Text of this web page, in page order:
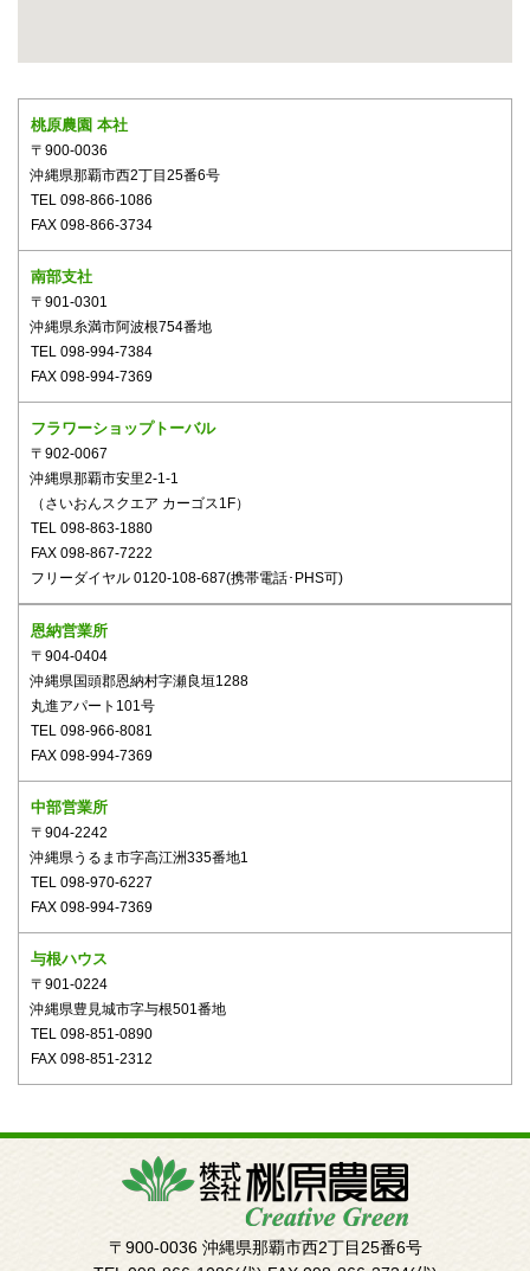
桃原農園 本社
〒900-0036
沖縄県那覇市西2丁目25番6号
TEL 098-866-1086
FAX 098-866-3734
南部支社
〒901-0301
沖縄県糸満市阿波根754番地
TEL 098-994-7384
FAX 098-994-7369
フラワーショップトーバル
〒902-0067
沖縄県那覇市安里2-1-1
（さいおんスクエア カーゴス1F）
TEL 098-863-1880
FAX 098-867-7222
フリーダイヤル 0120-108-687(携帯電話･PHS可)
恩納営業所
〒904-0404
沖縄県国頭郡恩納村字瀬良垣1288
丸進アパート101号
TEL 098-966-8081
FAX 098-994-7369
中部営業所
〒904-2242
沖縄県うるま市字高江洲335番地1
TEL 098-970-6227
FAX 098-994-7369
与根ハウス
〒901-0224
沖縄県豊見城市字与根501番地
TEL 098-851-0890
FAX 098-851-2312
〒900-0036 沖縄県那覇市西2丁目25番6号